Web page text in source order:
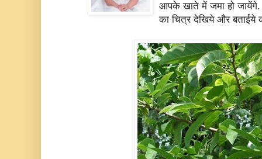
आपके खाते में जमा हो जायेंगे.
का चित्र देखिये और बताईये